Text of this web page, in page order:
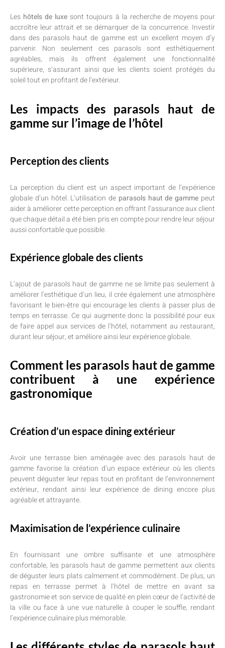
Les hôtels de luxe sont toujours à la recherche de moyens pour
accroître leur attrait et se démarquer de la concurrence. Investir
dans des parasols haut de gamme est un excellent moyen d’y
parvenir. Non seulement ces parasols sont esthétiquement
agréables, mais ils offrent également une fonctionnalité
supérieure, s’assurant ainsi que les clients soient protégés du
soleil tout en profitant de l’extérieur.
Les impacts des parasols haut de
gamme sur l’image de l’hôtel
Perception des clients
La perception du client est un aspect important de l’expérience
globale d’un hôtel. L’utilisation de parasols haut de gamme peut
aider à améliorer cette perception en offrant l’assurance aux client
que chaque détail a été bien pris en compte pour rendre leur séjour
aussi confortable que possible.
Expérience globale des clients
L’ajout de parasols haut de gamme ne se limite pas seulement à
améliorer l’esthétique d’un lieu, il crée également une atmosphère
favorisant le bien-être qui encourage les clients à passer plus de
temps en terrasse. Ce qui augmente donc la possibilité pour eux
de faire appel aux services de l’hôtel, notamment au restaurant,
durant leur séjour, et améliore ainsi leur expérience globale.
Comment les parasols haut de gamme
contribuent à une expérience
gastronomique
Création d’un espace dining extérieur
Avoir une terrasse bien aménagée avec des parasols haut de
gamme favorise la création d’un espace extérieur où les clients
peuvent déguster leur repas tout en profitant de l’environnement
extérieur, rendant ainsi leur expérience de dining encore plus
agréable et attrayante.
Maximisation de l’expérience culinaire
En fournissant une ombre suffisante et une atmosphère
confortable, les parasols haut de gamme permettent aux clients
de déguster leurs plats calmement et commodément. De plus, un
repas en terrasse permet à l’hôtel de mettre en avant sa
gastronomie et son service de qualité en plein cœur de l’activité de
la ville ou face à une vue naturelle à couper le souffle, rendant
l’expérience culinaire plus mémorable.